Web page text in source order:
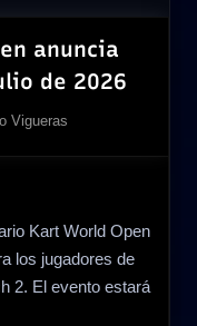
anuncia
de 2026
Vigueras
Kart World Open
los jugadores de
2. El evento estará